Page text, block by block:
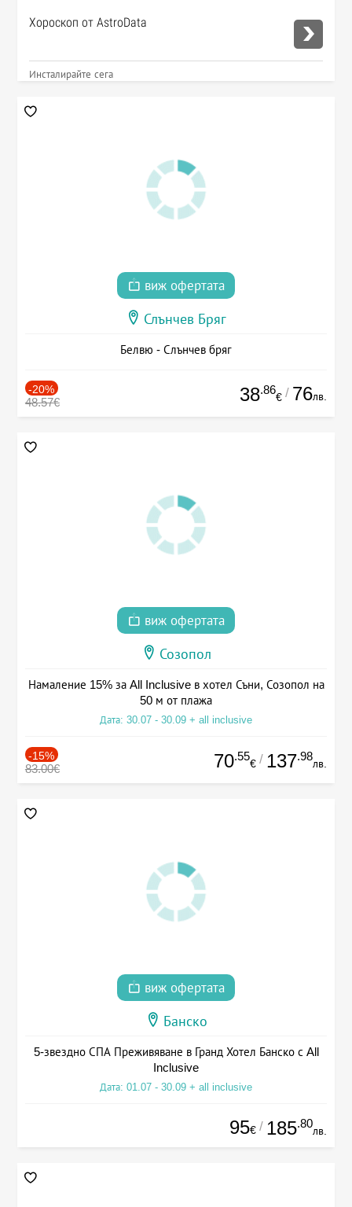
Хороскоп от AstroData
Инсталирайте сега
виж офертата
Слънчев Бряг
Белвю - Слънчев бряг
-20%
48.57€ 38.86
€ / 76лв.
виж офертата
Созопол
Намаление 15% за All Inclusive в хотел Съни, Созопол на
50 м от плажа
Дата: 30.07 - 30.09 + all inclusive
-15%
83.00€ 70.55
€ / 137.98
лв.
виж офертата
Банско
5-звездно СПА Преживяване в Гранд Хотел Банско с All
Inclusive
Дата: 01.07 - 30.09 + all inclusive
95€ / 185.80
лв.